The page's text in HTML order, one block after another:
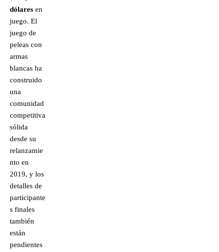
dólares en
juego. El
juego de
peleas con
armas
blancas ha
construido
una
comunidad
competitiva
sólida
desde su
relanzamie
nto en
2019, y los
detalles de
participante
s finales
también
están
pendientes